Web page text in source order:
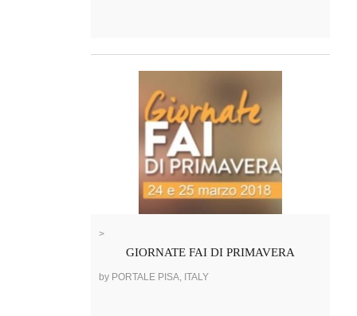
>
GIORNATE FAI DI PRIMAVERA
by PORTALE PISA, ITALY